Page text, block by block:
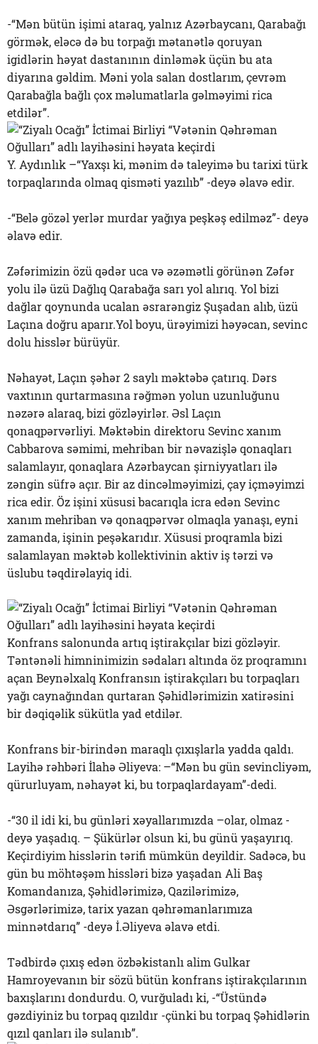
-“Mən bütün işimi ataraq, yalnız Azərbaycanı, Qarabağı
görmək, eləcə də bu torpağı mətanətlə qoruyan
igidlərin həyat dastanının dinləmək üçün bu ata
diyarına gəldim. Məni yola salan dostlarım, çevrəm
Qarabağla bağlı çox məlumatlarla gəlməyimi rica
etdilər”.
Y. Aydınlık –“Yaxşı ki, mənim də taleyimə bu tarixi türk
torpaqlarında olmaq qisməti yazılıb” -deyə əlavə edir.
-“Belə gözəl yerlər murdar yağıya peşkəş edilməz”- deyə
əlavə edir.
Zəfərimizin özü qədər uca və əzəmətli görünən Zəfər
yolu ilə üzü Dağlıq Qarabağa sarı yol alırıq. Yol bizi
dağlar qoynunda ucalan əsrarəngiz Şuşadan alıb, üzü
Laçına doğru aparır.Yol boyu, ürəyimizi həyəcan, sevinc
dolu hisslər bürüyür.
Nəhayət, Laçın şəhər 2 saylı məktəbə çatırıq. Dərs
vaxtının qurtarmasına rəğmən yolun uzunluğunu
nəzərə alaraq, bizi gözləyirlər. Əsl Laçın
qonaqpərvərliyi. Məktəbin direktoru Sevinc xanım
Cabbarova səmimi, mehriban bir nəvazişlə qonaqları
salamlayır, qonaqlara Azərbaycan şirniyyatları ilə
zəngin süfrə açır. Bir az dincəlməyimizi, çay içməyimzi
rica edir. Öz işini xüsusi bacarıqla icra edən Sevinc
xanım mehriban və qonaqpərvər olmaqla yanaşı, eyni
zamanda, işinin peşəkarıdır. Xüsusi proqramla bizi
salamlayan məktəb kollektivinin aktiv iş tərzi və
üslubu təqdirəlayiq idi.
Konfrans salonunda artıq iştirakçılar bizi gözləyir.
Təntənəli himninimizin sədaları altında öz proqramını
açan Beynəlxalq Konfransın iştirakçıları bu torpaqları
yağı caynağından qurtaran Şəhidlərimizin xatirəsini
bir dəqiqəlik sükütla yad etdilər.
Konfrans bir-birindən maraqlı çıxışlarla yadda qaldı.
Layihə rəhbəri İlahə Əliyeva: –“Mən bu gün sevincliyəm,
qürurluyam, nəhayət ki, bu torpaqlardayam”-dedi.
-“30 il idi ki, bu günləri xəyallarımızda –olar, olmaz -
deyə yaşadıq. – Şükürlər olsun ki, bu günü yaşayırıq.
Keçirdiyim hisslərin tərifi mümkün deyildir. Sadəcə, bu
gün bu möhtəşəm hissləri bizə yaşadan Ali Baş
Komandanıza, Şəhidlərimizə, Qazilərimizə,
Əsgərlərimizə, tarix yazan qəhrəmanlarımıza
minnətdarıq” -deyə İ.Əliyeva əlavə etdi.
Tədbirdə çıxış edən özbəkistanlı alim Gulkar
Hamroyevanın bir sözü bütün konfrans iştirakçılarının
baxışlarını dondurdu. O, vurğuladı ki, -“Üstündə
gəzdiyiniz bu torpaq qızıldır -çünki bu torpaq Şəhidlərin
qızıl qanları ilə sulanıb”.